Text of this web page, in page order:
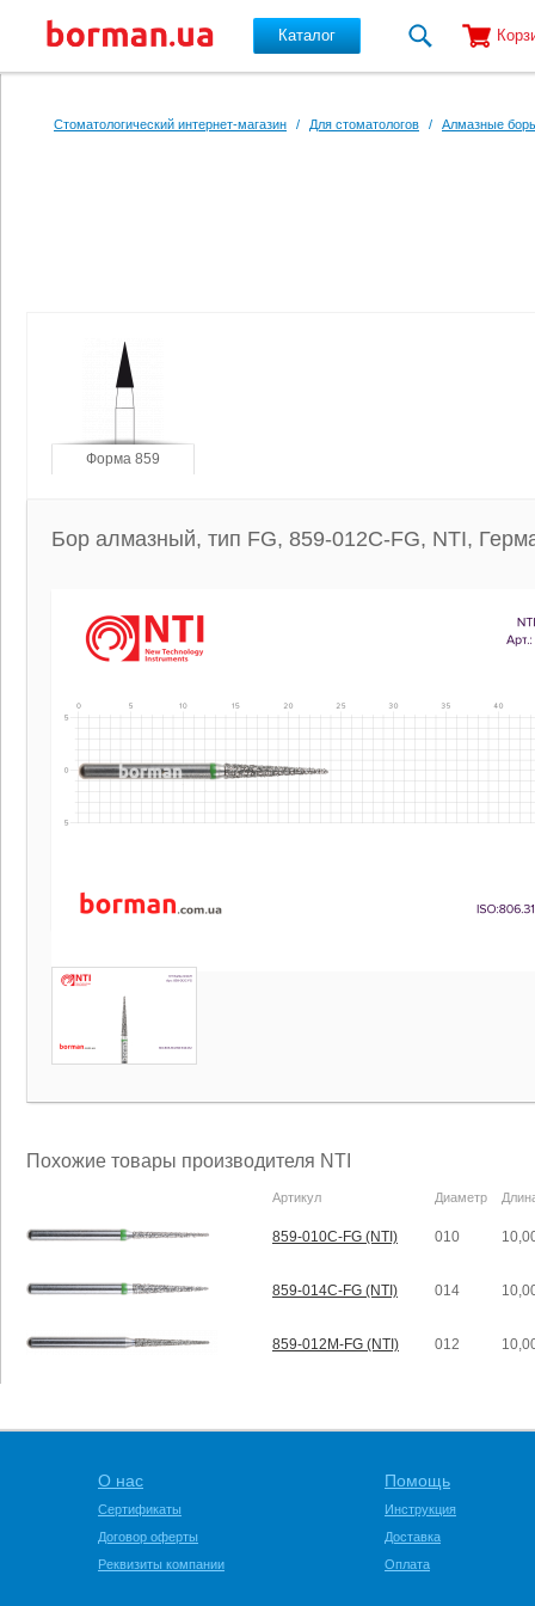
Каталог
Стоматологический интернет-магазин / Для стоматологов / Алмазные
Форма 859
Бор алмазный, тип FG, 859-012C-FG, NTI,
Похожие товары производителя NTI
Артикул Диаметр
859-010C-FG (NTI) 010
859-014C-FG (NTI) 014
859-012M-FG (NTI) 012
О нас
Сертификаты
Договор оферты
Реквизиты компании
Помощь
Инструкция
Доставка
Оплата